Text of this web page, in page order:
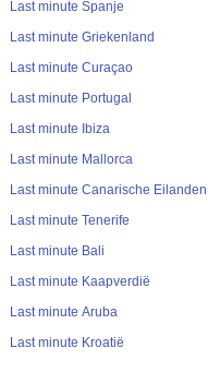
Last minute Spanje
Last minute Griekenland
Last minute Curaçao
Last minute Portugal
Last minute Ibiza
Last minute Mallorca
Last minute Canarische Eilanden
Last minute Tenerife
Last minute Bali
Last minute Kaapverdië
Last minute Aruba
Last minute Kroatië